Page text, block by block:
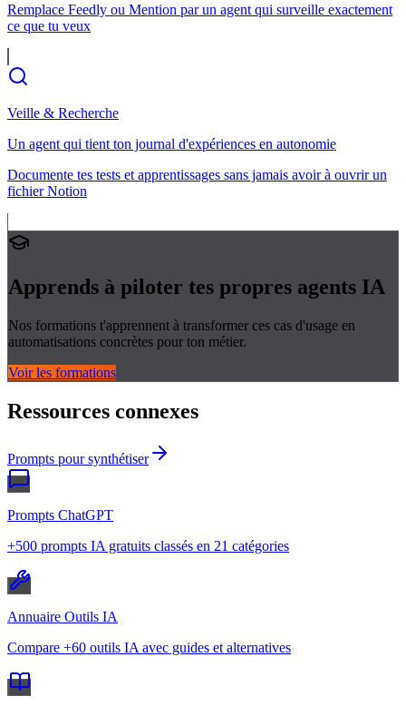
Remplace Feedly ou Mention par un agent qui surveille exactement
ce que tu veux
Veille & Recherche
Un agent qui tient ton journal d'expériences en autonomie
Documente tes tests et apprentissages sans jamais avoir à ouvrir un
fichier Notion
Apprends à piloter tes propres agents IA
Nos formations t'apprennent à transformer ces cas d'usage en
automatisations concrètes pour ton métier.
Voir les formations
Ressources connexes
Prompts pour synthétiser
Prompts ChatGPT
+500 prompts IA gratuits classés en 21 catégories
Annuaire Outils IA
Compare +60 outils IA avec guides et alternatives